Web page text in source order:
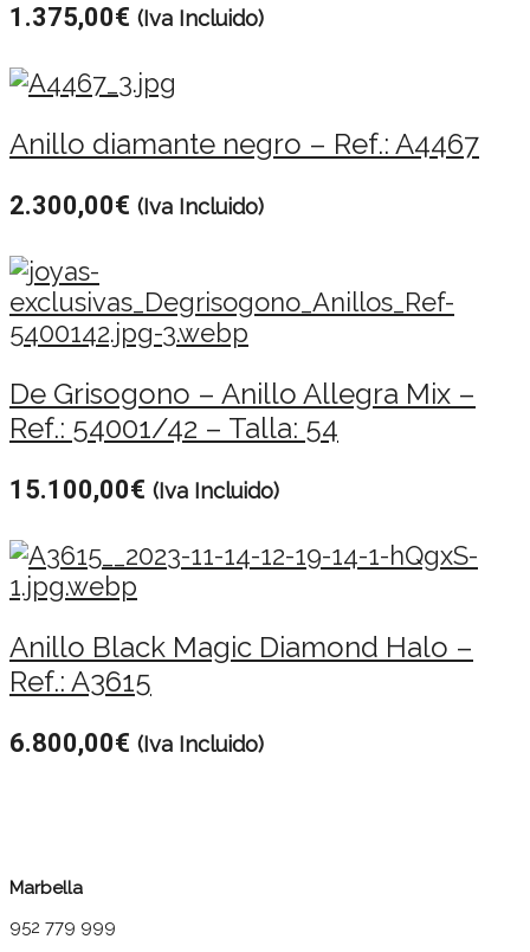
1.375,00€ (Iva Incluido)
Anillo diamante negro – Ref.: A4467
2.300,00€ (Iva Incluido)
De Grisogono – Anillo Allegra Mix –
Ref.: 54001/42 – Talla: 54
15.100,00€ (Iva Incluido)
Anillo Black Magic Diamond Halo –
Ref.: A3615
6.800,00€ (Iva Incluido)
Marbella
952 779 999